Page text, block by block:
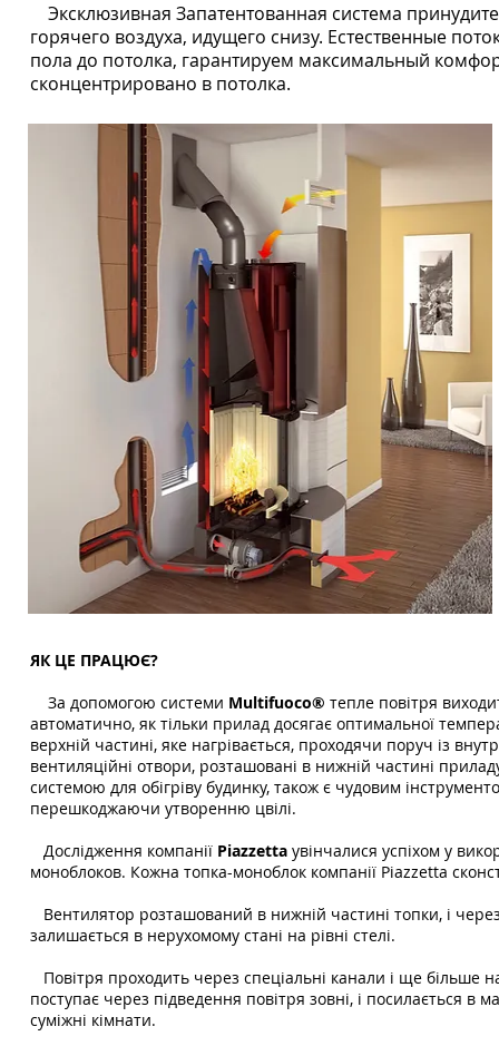
Эксклюзивная Запатентованная система
горячего воздуха, идущего снизу. Естественные
пола до потолка, гарантируем максимальный
сконцентрировано в потолка.
ЯК ЦЕ ПРАЦЮЄ?
За допомогою системи Multifuoco® тепле повітря
автоматично, як тільки прилад досягає оптимальної
верхній частині, яке нагрівається, проходячи поруч із
вентиляційні отвори, розташовані в нижній частині
системою для обігріву будинку, також є чудовим
перешкоджаючи утворенню цвілі.
Дослідження компанії Piazzetta увінчалися успіхом у
моноблоков. Кожна топка-моноблок компанії Piazzetta
Вентилятор розташований в нижній частині топки, і
залишається в нерухомому стані на рівні стелі.
Повітря проходить через спеціальні канали і ще більше
поступає через підведення повітря зовні, і посилається в
суміжні кімнати.